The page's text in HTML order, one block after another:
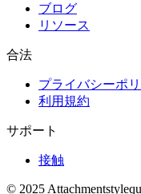
ブログ
リソース
合法
プライバシーポ
利用規約
サポート
接触
© 2025